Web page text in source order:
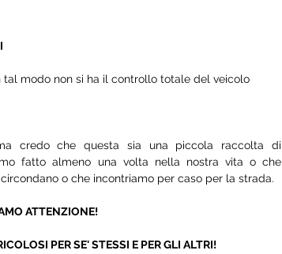
modo non si ha il controllo totale del veicolo
credo che questa sia una piccola raccolta di
fatto almeno una volta nella nostra vita o che
o che incontriamo per caso per la strada.
ATTENZIONE!
PER SE' STESSI E PER GLI ALTRI!